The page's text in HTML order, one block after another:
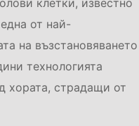
клетки, известно
от най-
на възстановяването
технологията
хората, страдащи от